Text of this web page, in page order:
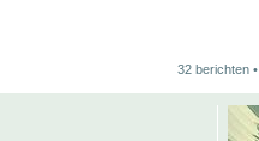
32 berichten •